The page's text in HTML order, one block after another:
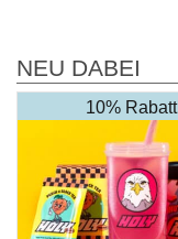
NEU DABEI
10% Rabatt